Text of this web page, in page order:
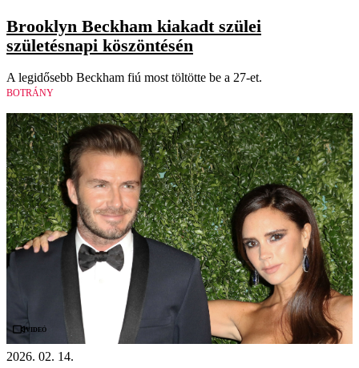
Brooklyn Beckham kiakadt szülei
születésnapi köszöntésén
A legidősebb Beckham fiú most töltötte be a 27-et.
BOTRÁNY
Videó
2026. 02. 14.